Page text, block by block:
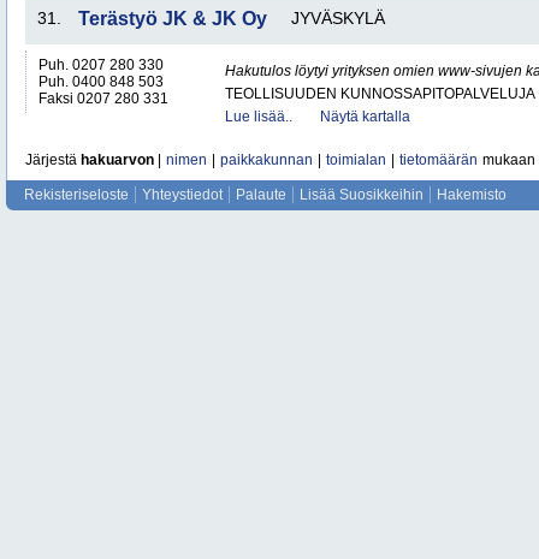
31. Terästyö JK & JK Oy JYVÄSKYLÄ
Puh. 0207 280 330
Puh. 0400 848 503
Faksi 0207 280 331
Hakutulos löytyi yrityksen omien www-sivujen
TEOLLISUUDEN KUNNOSSAPITOPALVELUJA
Lue lisää..
Näytä kartalla
Järjestä hakuarvon nimen paikkakunnan toimialan tietomäärän mukaan
Rekisteriseloste Yhteystiedot Palaute Lisää Suosikkeihin Hakemisto